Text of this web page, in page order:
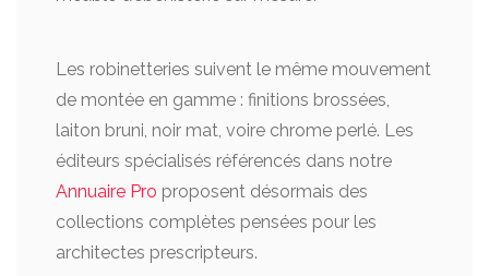
Les robinetteries suivent le même mouvement
de montée en gamme : finitions brossées,
laiton bruni, noir mat, voire chrome perlé. Les
éditeurs spécialisés référencés dans notre
Annuaire Pro proposent désormais des
collections complètes pensées pour les
architectes prescripteurs.